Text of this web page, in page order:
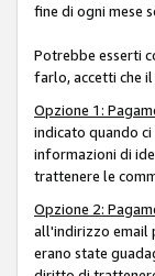
fine di ogni mese
Potrebbe esserti
farlo, accetti che
Opzione 1:
indicato quando
informazioni di
trattenere le
Opzione 2:
all'indirizzo email
erano state